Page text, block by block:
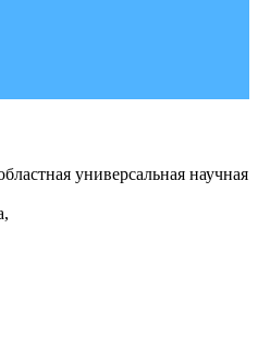
универсальная научная